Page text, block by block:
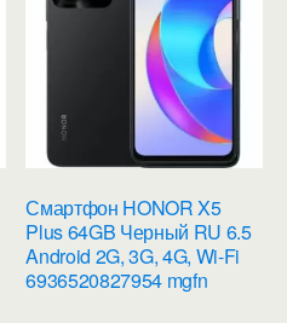
Смартфон HONOR X5
Plus 64GB Черный RU 6.5
Android 2G, 3G, 4G, Wi-Fi
6936520827954 mgfn